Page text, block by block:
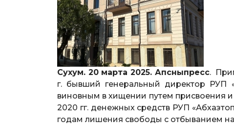
Сухум. 20 марта 2025. Апсныпресс.
г. бывший генеральный директор РУП
виновным в хищении путем присвоения
2020 гг. денежных средств РУП
годам лишения свободы с отбыванием